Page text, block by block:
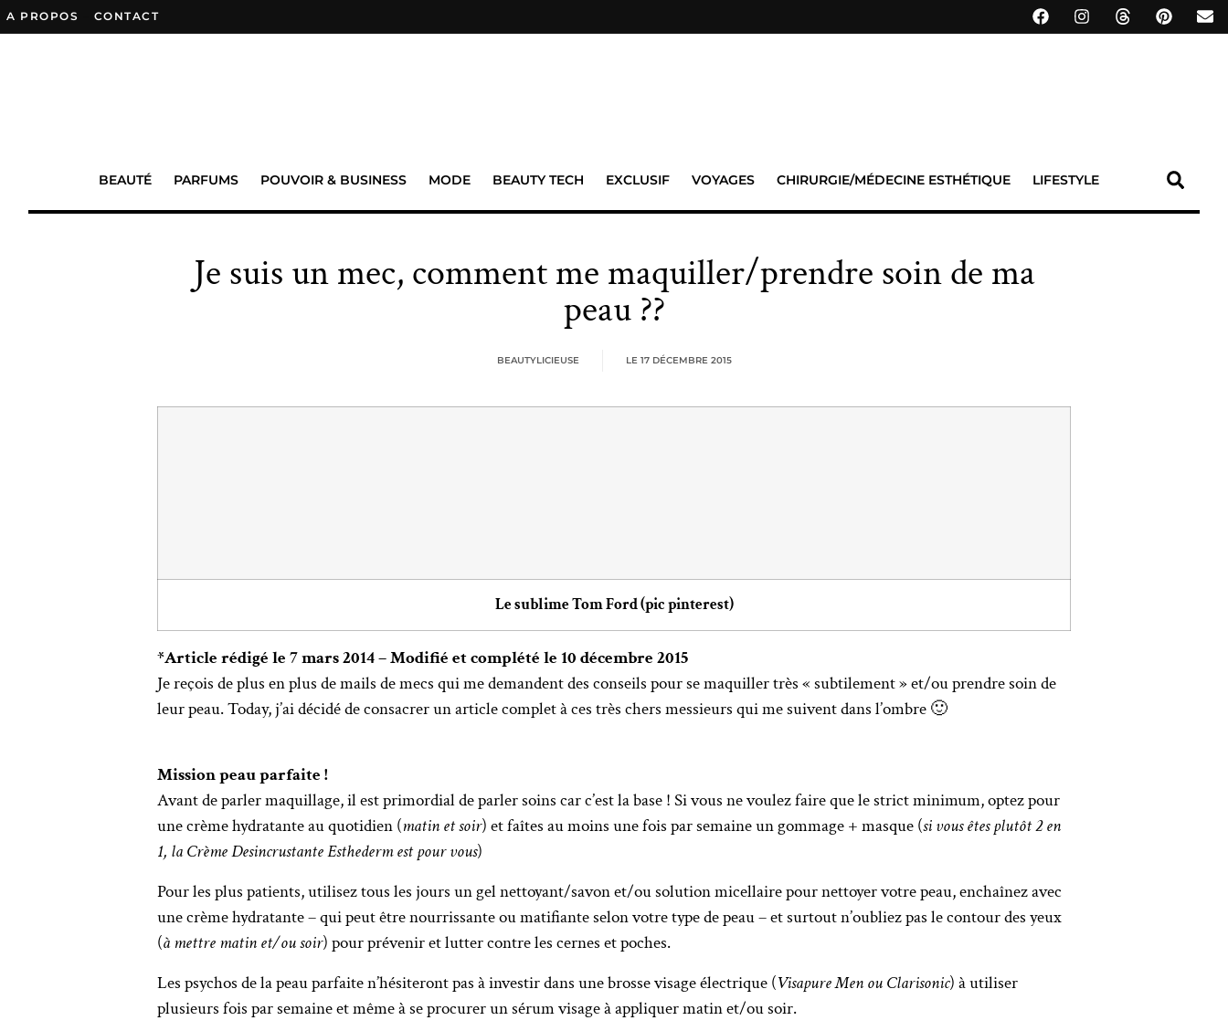
A PROPOS CONTACT
BEAUTÉ PARFUMS POUVOIR & BUSINESS MODE BEAUTY TECH EXCLUSIF VOYAGES CHIRURGIE/MÉDECINE ESTHÉTIQUE LIFESTYLE
Je suis un mec, comment me maquiller/prendre soin de ma
peau ??
BEAUTYLICIEUSE LE 17 DÉCEMBRE 2015
Le sublime Tom Ford (pic pinterest)
*Article rédigé le 7 mars 2014 – Modifié et complété le 10 décembre 2015
Je reçois de plus en plus de mails de mecs qui me demandent des conseils pour se maquiller très « subtilement » et/ou prendre soin de
leur peau. Today, j’ai décidé de consacrer un article complet à ces très chers messieurs qui me suivent dans l’ombre 🙂
Mission peau parfaite !
Avant de parler maquillage, il est primordial de parler soins car c’est la base ! Si vous ne voulez faire que le strict minimum, optez pour
une crème hydratante au quotidien (matin et soir) et faîtes au moins une fois par semaine un gommage + masque (si vous êtes plutôt 2 en
1, la Crème Desincrustante Esthederm est pour vous)
Pour les plus patients, utilisez tous les jours un gel nettoyant/savon et/ou solution micellaire pour nettoyer votre peau, enchaînez avec
une crème hydratante – qui peut être nourrissante ou matifiante selon votre type de peau – et surtout n’oubliez pas le contour des yeux
(à mettre matin et/ou soir) pour prévenir et lutter contre les cernes et poches.
Les psychos de la peau parfaite n’hésiteront pas à investir dans une brosse visage électrique (Visapure Men ou Clarisonic) à utiliser
plusieurs fois par semaine et même à se procurer un sérum visage à appliquer matin et/ou soir.